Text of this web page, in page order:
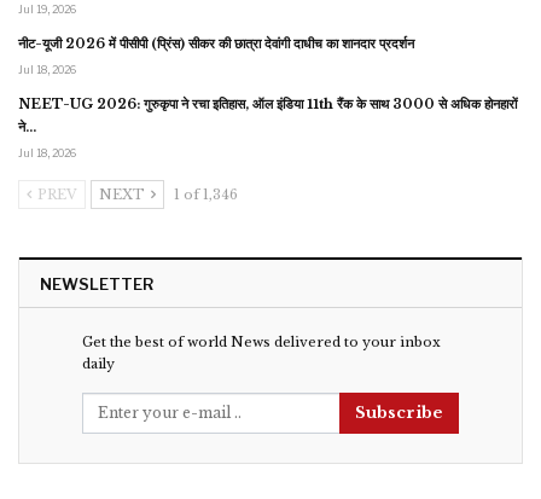
Jul 19, 2026
नीट-यूजी 2026 में पीसीपी (प्रिंस) सीकर की छात्रा देवांगी दाधीच का शानदार प्रदर्शन
Jul 18, 2026
NEET-UG 2026: गुरुकृपा ने रचा इतिहास, ऑल इंडिया 11th रैंक के साथ 3000 से अधिक होनहारों
ने…
Jul 18, 2026
PREV NEXT 1 of 1,346
NEWSLETTER
Get the best of world News delivered to your inbox
daily
Subscribe